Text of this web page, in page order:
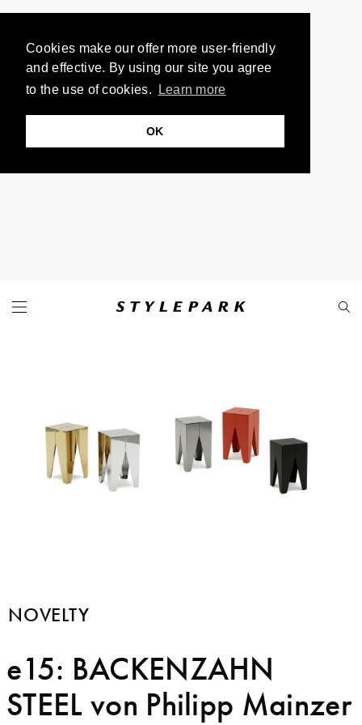
Cookies make our offer more user-friendly
and effective. By using our site you agree
to the use of cookies.
Learn more
OK
NOVELTY
e15: BACKENZAHN
STEEL von Philipp Mainzer